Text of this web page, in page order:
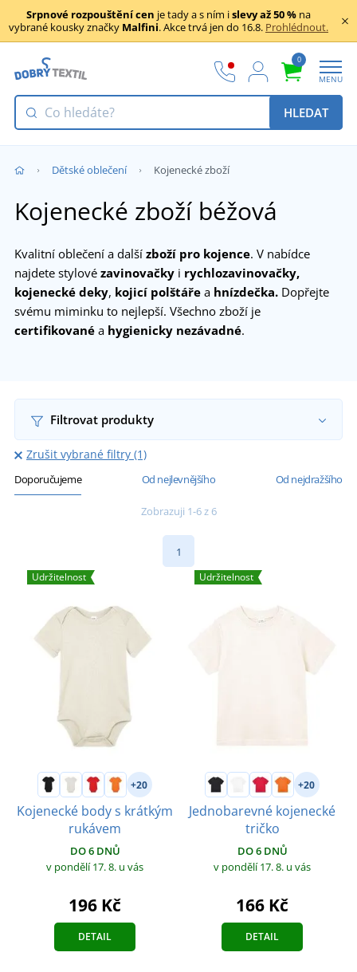
Srpnové rozpouštění cen je tady a s ním islevy až 50 % na
vybrané kousky značky Malfini. Akce trvá jen do 16.8. Prohlédnout.
0
MENU
HLEDAT
Dětské oblečení Kojenecké zboží
Kojenecké zboží béžová
Kvalitní oblečení a další zboží pro kojence. V nabídce
najdete stylové zavinovačky i rychlozavinovačky,
kojenecké deky, kojicí polštáře a hnízdečka. Dopřejte
svému miminku to nejlepší. Všechno zboží je
certifikované a hygienicky nezávadné.
Filtrovat produkty
Zrušit vybrané filtry (1)
Doporučujeme Od nejlevnějšího Od nejdražšího
Zobrazuji 1-6 z 6
1
Udržitelnost
+20
Kojenecké body s krátkým
rukávem
DO 6 DNŮ
v pondělí 17. 8. u vás
196 Kč
DETAIL
Udržitelnost
+20
Jednobarevné kojenecké
tričko
DO 6 DNŮ
v pondělí 17. 8. u vás
166 Kč
DETAIL